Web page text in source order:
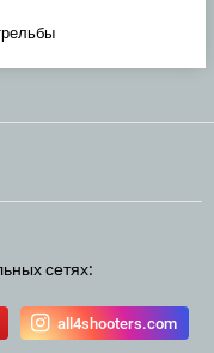
сетях:
all4shooters.com